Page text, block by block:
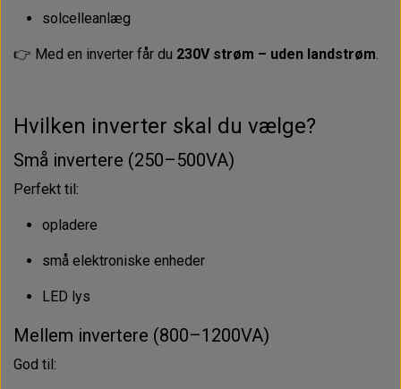
solcelleanlæg
👉 Med en inverter får du 230V strøm – uden landstrøm.
Hvilken inverter skal du vælge?
Små invertere (250–500VA)
Perfekt til:
opladere
små elektroniske enheder
LED lys
Mellem invertere (800–1200VA)
God til: